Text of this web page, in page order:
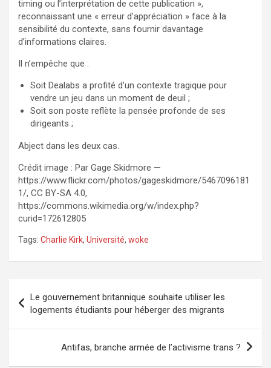
timing ou l’interprétation de cette publication »,
reconnaissant une « erreur d’appréciation » face à la
sensibilité du contexte, sans fournir davantage
d’informations claires.
Il n’empêche que :
Soit Dealabs a profité d’un contexte tragique pour
vendre un jeu dans un moment de deuil ;
Soit son poste reflète la pensée profonde de ses
dirigeants ;
Abject dans les deux cas.
Crédit image : Par Gage Skidmore —
https://www.flickr.com/photos/gageskidmore/5467096181
1/, CC BY-SA 4.0,
https://commons.wikimedia.org/w/index.php?
curid=172612805
Tags: Charlie Kirk, Université, woke
de
l’article
Le gouvernement britannique souhaite utiliser les
logements étudiants pour héberger des migrants
Antifas, branche armée de l’activisme trans ?